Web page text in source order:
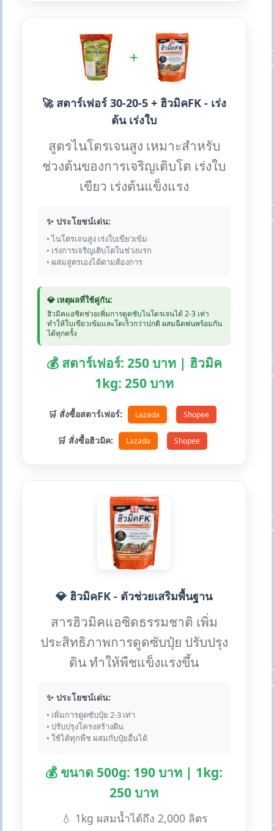
+
🚀 สตาร์เฟอร์ 30-20-5 + ฮิวมิคFK - เร่ง
ต้น เร่งใบ
สูตรไนโตรเจนสูง เหมาะสำหรับ
ช่วงต้นของการเจริญเติบโต เร่งใบ
เขียว เร่งต้นแข็งแรง
✨ ประโยชน์เด่น:
• ไนโตรเจนสูง เร่งใบเขียวเข้ม
• เร่งการเจริญเติบโตในช่วงแรก
• ผสมสูตรเองได้ตามต้องการ
💎 เหตุผลที่ใช้คู่กัน:
ฮิวมิคแอซิดช่วยเพิ่มการดูดซับไนโตรเจนได้ 2-3 เท่า
ทำให้ใบเขียวเข้มและโตเร็วกว่าปกติ ผสมฉีดพ่นพร้อมกัน
ได้ทุกครั้ง
💰 สตาร์เฟอร์: 250 บาท | ฮิวมิค
1kg: 250 บาท
🛒 สั่งซื้อสตาร์เฟอร์: Lazada Shopee
🛒 สั่งซื้อฮิวมิค: Lazada Shopee
💎 ฮิวมิคFK - ตัวช่วยเสริมพื้นฐาน
สารฮิวมิคแอซิดธรรมชาติ เพิ่ม
ประสิทธิภาพการดูดซับปุ๋ย ปรับปรุง
ดิน ทำให้พืชแข็งแรงขึ้น
✨ ประโยชน์เด่น:
• เพิ่มการดูดซับปุ๋ย 2-3 เท่า
• ปรับปรุงโครงสร้างดิน
• ใช้ได้ทุกพืช ผสมกับปุ๋ยอื่นได้
💰 ขนาด 500g: 190 บาท | 1kg:
250 บาท
💧 1kg ผสมน้ำได้ถึง 2,000 ลิตร